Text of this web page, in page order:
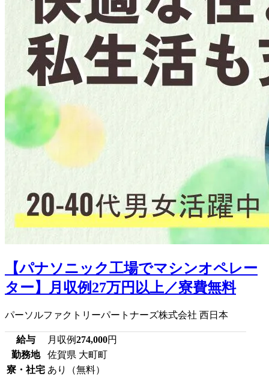
【パナソニック工場でマシンオペレー
ター】月収例27万円以上／寮費無料
パーソルファクトリーパートナーズ株式会社 西日本
給与 月収例274,000円
勤務地
佐賀県 大町町
寮・社宅 あり（無料）